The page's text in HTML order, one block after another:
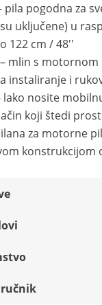
pila pogodna za
uključene) u
122 cm / 48''
mlin s
instaliranje i
lako nosite
koji štedi
za motorne
konstrukcijom